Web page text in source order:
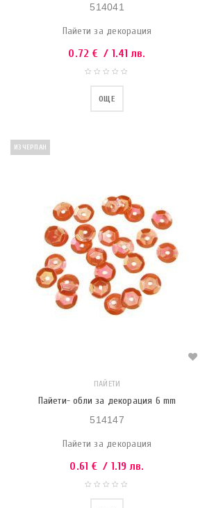
514041
Пайети за декорация
0.72 € / 1.41 лв.
ОЩЕ
ИЗЧЕРПАН
ПАЙЕТИ
Пайети- обли за декорация 6 mm
514147
Пайети за декорация
0.61 € / 1.19 лв.